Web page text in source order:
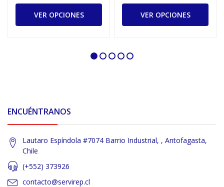
VER OPCIONES VER OPCIONES
ENCUÉNTRANOS
Lautaro Espíndola #7074 Barrio Industrial, , Antofagasta,
Chile
(+552) 373926
contacto@servirep.cl